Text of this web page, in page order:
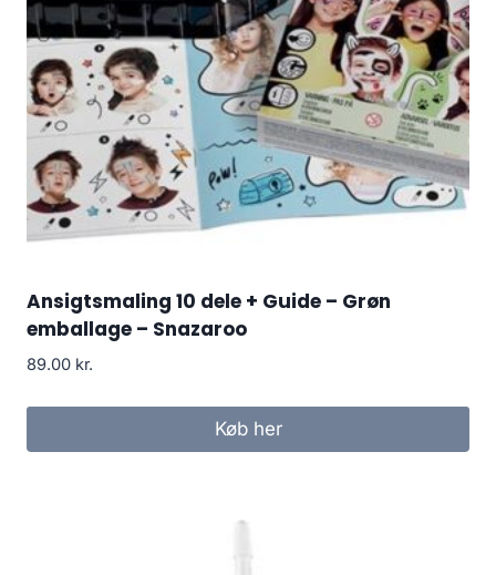
Ansigtsmaling 10 dele + Guide – Grøn
emballage – Snazaroo
89.00 kr.
Køb her